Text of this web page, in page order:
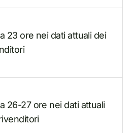
23 ore nei dati attuali dei
26-27 ore nei dati attuali